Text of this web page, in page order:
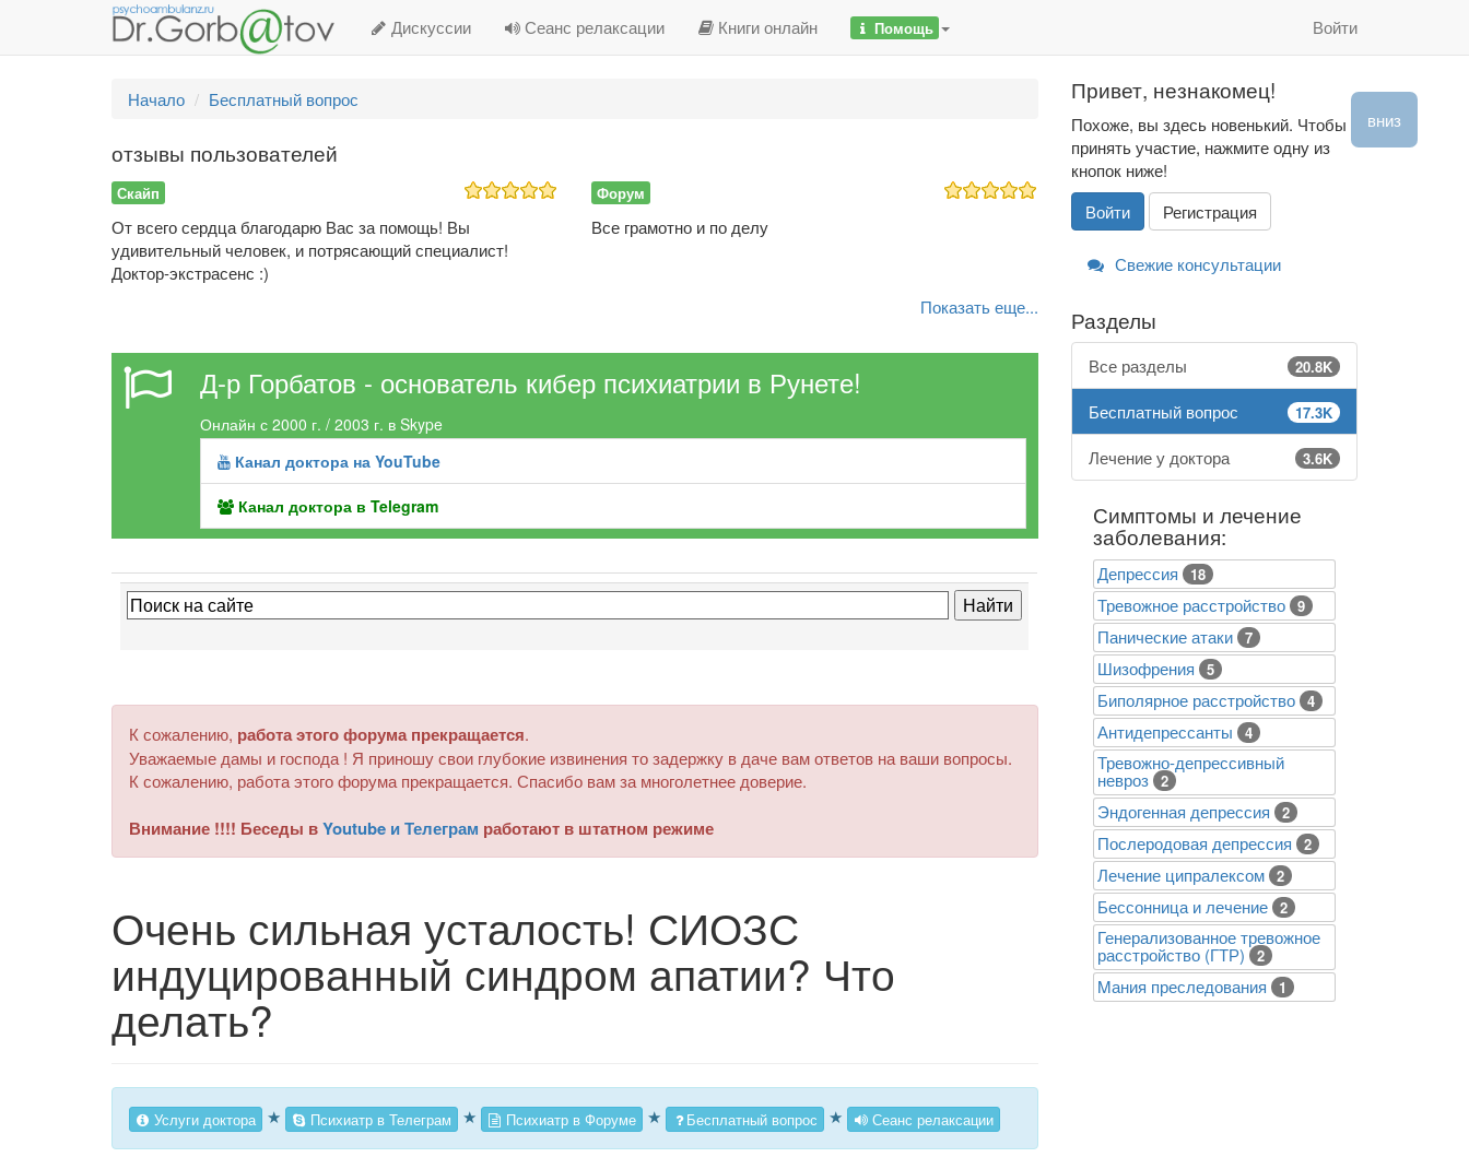
Дискуссии Сеанс релаксации Книги онлайн Помощь Войти
Начало Бесплатный вопрос
отзывы пользователей
Скайп
От всего сердца благодарю Вас за помощь! Вы
удивительный человек, и потрясающий специалист!
Доктор-экстрасенс :)
Форум
Все грамотно и по делу
Показать еще...
Д-р Горбатов - основатель кибер психиатрии в Рунете!
Онлайн с 2000 г. / 2003 г. в Skype
Канал доктора на YouTube
Канал доктора в Telegram
К сожалению, работа этого форума прекращается.
Уважаемые дамы и господа ! Я приношу свои глубокие извинения то задержку в даче вам ответов на ваши вопросы.
К сожалению, работа этого форума прекращается. Спасибо вам за многолетнее доверие.
Внимание !!!! Беседы вYoutube и Телеграм работают в штатном режиме
Очень сильная усталость! СИОЗС
индуцированный синдром апатии? Что
делать?
вниз
Услуги доктора ★ Психиатр в Телеграм ★ Психиатр в Форуме ★ Бесплатный вопрос ★ Сеанс релаксации
Привет, незнакомец!
Похоже, вы здесь новенький. Чтобы
принять участие, нажмите одну из
кнопок ниже!
Войти
Регистрация
Свежие консультации
Разделы
Все разделы 20.8K
Бесплатный вопрос 17.3K
Лечение у доктора 3.6K
Симптомы и лечение
заболевания:
Депрессия 18
Тревожное расстройство 9
Панические атаки 7
Шизофрения 5
Биполярное расстройство 4
Антидепрессанты 4
Тревожно-депрессивный
невроз 2
Эндогенная депрессия 2
Послеродовая депрессия 2
Лечение ципралексом 2
Бессонница и лечение 2
Генерализованное тревожное
расстройство (ГТР) 2
Mания преследования 1